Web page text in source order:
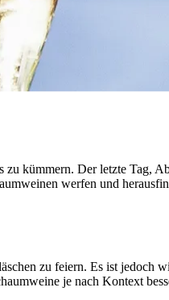
kümmern. Der letzte Tag,
werfen und
zu feiern. Es ist jedoch
je nach Kontext